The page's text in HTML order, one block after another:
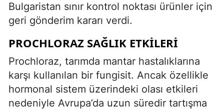
Bulgaristan sınır kontrol noktası ürünler için
geri gönderim kararı verdi.
PROCHLORAZ SAĞLIK ETKİLERİ
Prochloraz, tarımda mantar hastalıklarına
karşı kullanılan bir fungisit. Ancak özellikle
hormonal sistem üzerindeki olası etkileri
nedeniyle Avrupa’da uzun süredir tartışma